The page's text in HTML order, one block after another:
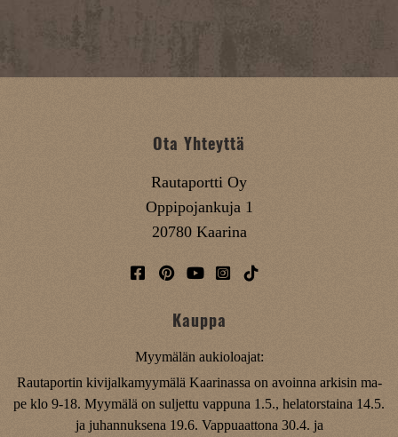
Ota Yhteyttä
Rautaportti Oy
Oppipojankuja 1
20780 Kaarina
Kauppa
Myymälän aukioloajat:
Rautaportin kivijalkamyymälä Kaarinassa on avoinna arkisin ma-
pe klo 9-18. Myymälä on suljettu vappuna 1.5., helatorstaina 14.5.
ja juhannuksena 19.6. Vappuaattona 30.4. ja